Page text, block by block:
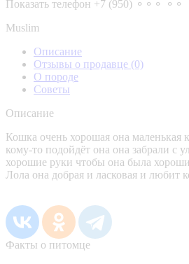
Показать телефон +7 (950) ⚬⚬⚬ ⚬⚬
Muslim
Описание
Отзывы о продавце (0)
О породе
Советы
Описание
Кошка очень хорошая она маленькая
кому-то подойдёт она она забрали с
хорошие руки чтобы она была
Лола она добрая и ласковая и любит
Факты о питомце